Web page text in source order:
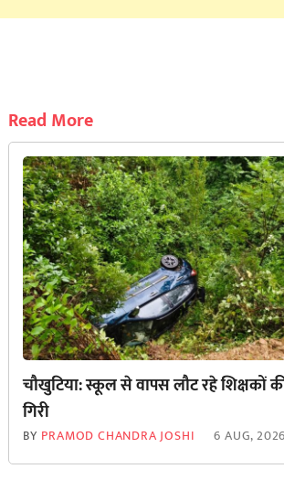
Read More
चौखुटिया: स्कूल से वापस लौट रहे शिक्षकों
गिरी
BY PRAMOD CHANDRA JOSHI 6 AUG, 2026